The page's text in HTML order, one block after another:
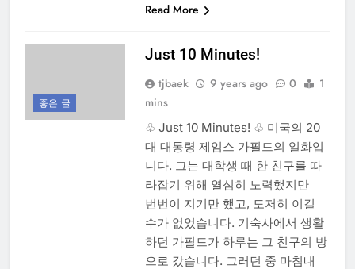
Read More
좋은 글
Just 10 Minutes!
tjbaek 9 years ago 0
1
mins
♧ Just 10 Minutes! ♧ 미국의 20
대 대통령 제임스 가필드의 일화입
니다. 그는 대학생 때 한 친구를 따
라잡기 위해 열심히 노력했지만
번번이 지기만 했고, 도저히 이길
수가 없었습니다. 기숙사에서 생활
하던 가필드가 하루는 그 친구의 방
으로 갔습니다. 그러던 중 마침내